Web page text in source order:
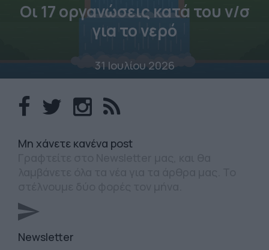
Οι 17 οργανώσεις κατά του ν/σ
για το νερό
31 Ιουλίου 2026
Mη χάνετε κανένα post
Newsletter